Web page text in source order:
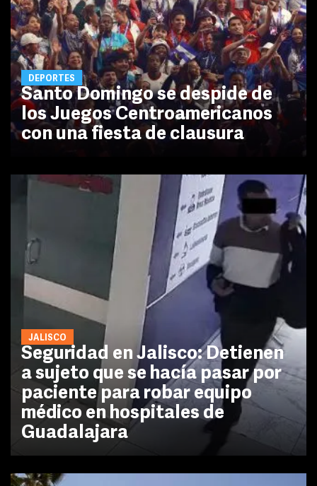
DEPORTES
Santo Domingo se despide de
los Juegos Centroamericanos
con una fiesta de clausura
JALISCO
Seguridad en Jalisco: Detienen
a sujeto que se hacía pasar por
paciente para robar equipo
médico en hospitales de
Guadalajara